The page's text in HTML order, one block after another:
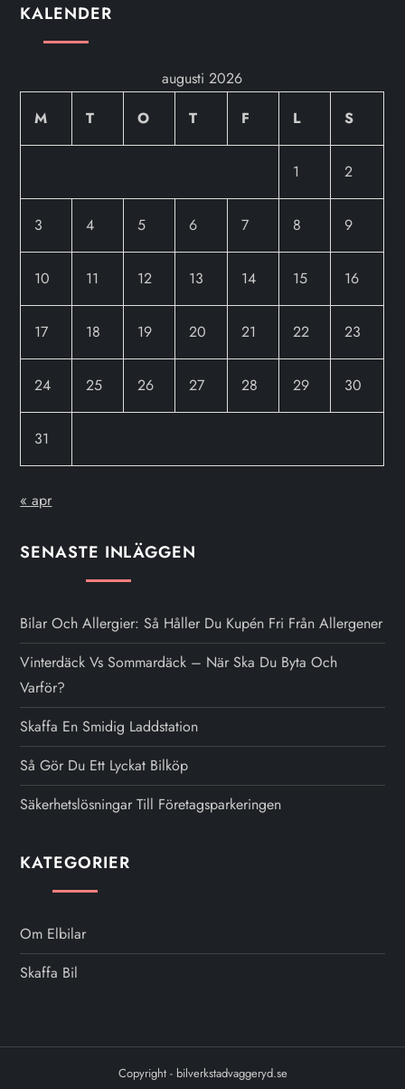
KALENDER
augusti 2026
M
T O T F L S
1 2
3 4 5 6 7 8 9
10 11 12 13 14 15 16
17 18 19 20 21 22 23
24 25 26 27 28 29 30
31
« apr
SENASTE INLÄGGEN
Bilar Och Allergier: Så Håller Du Kupén Fri Från Allergener
Vinterdäck Vs Sommardäck – När Ska Du Byta Och
Varför?
Skaffa En Smidig Laddstation
Så Gör Du Ett Lyckat Bilköp
Säkerhetslösningar Till Företagsparkeringen
KATEGORIER
Om Elbilar
Skaffa Bil